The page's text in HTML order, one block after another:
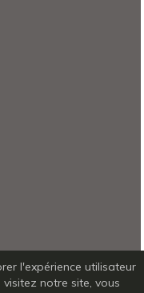
l'expérience utilisateur
notre site, vous